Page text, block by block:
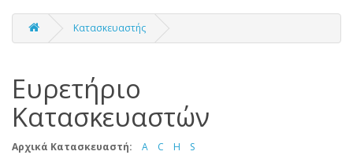
Κατασκευαστής
Ευρετήριο
Κατασκευαστών
Αρχικά Κατασκευαστή: A C H S